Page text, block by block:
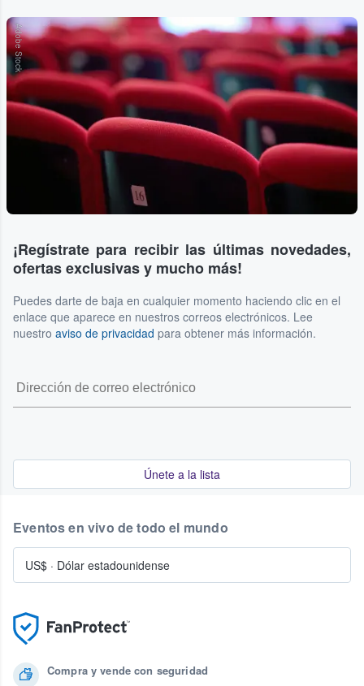
Adobe Stock
¡Regístrate para recibir las últimas novedades,
ofertas exclusivas y mucho más!
Puedes darte de baja en cualquier momento haciendo clic en el
enlace que aparece en nuestros correos electrónicos. Lee
nuestro aviso de privacidad para obtener más información.
Únete a la lista
Compra y vende con seguridad
Eventos en vivo de todo el mundo
US$ · Dólar estadounidense